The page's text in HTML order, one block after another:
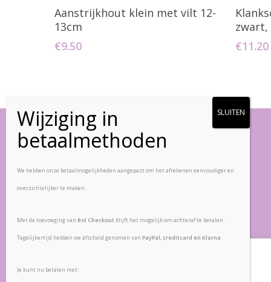
Toevoegen Aan Winkelwagen
Aanstrijkhout klein met vilt 12-
13cm
€9.50
zwart,
€11.20
Zandpad-Driemond 5
Nederland
Retourbeleid
We hebben onze betaalmogelijkheden aangepast om het afrekenen eenvoudiger en
overzichtelijker te maken.
Met de toevoeging van Bol Checkout blijft het mogelijk om achteraf te betalen.
Tegelijkertijd hebben we afscheid genomen van PayPal, creditcard en Klarna.
Je kunt nu betalen met: